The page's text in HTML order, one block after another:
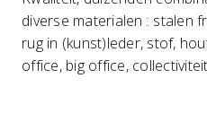
diverse materialen : stalen
rug in (kunst)leder, stof,
office, big office,